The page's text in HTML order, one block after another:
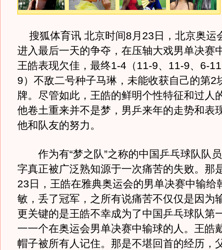
搜狐体育讯 北京时间8月23日，北京奥运
进入最后一天的争夺，在压轴大戏男单决赛
王皓表现欠佳，最终1-4（11-9、11-9、6-
9）不敌二号种子马琳，未能收获自己的第2
牌。尽管如此，王皓的鲜明个性特征和过人
他卷土重来并不是梦，男乒来年的走势和表
他和队友的努力。
作为有“梦之队”之称的中国乒乓球队队
字真正被广泛熟知源于一次痛苦的失败。那
23日，王皓在雅典奥运会的男单决赛中输给
敏，丢了冠军，之所有说痛苦不仅仅是因为
更关键的是王皓不幸成为了中国乒乓球队第
一一个在奥运会男单决赛中输球的人。王皓
帽子被所有人记住。那是不堪回首的经历，